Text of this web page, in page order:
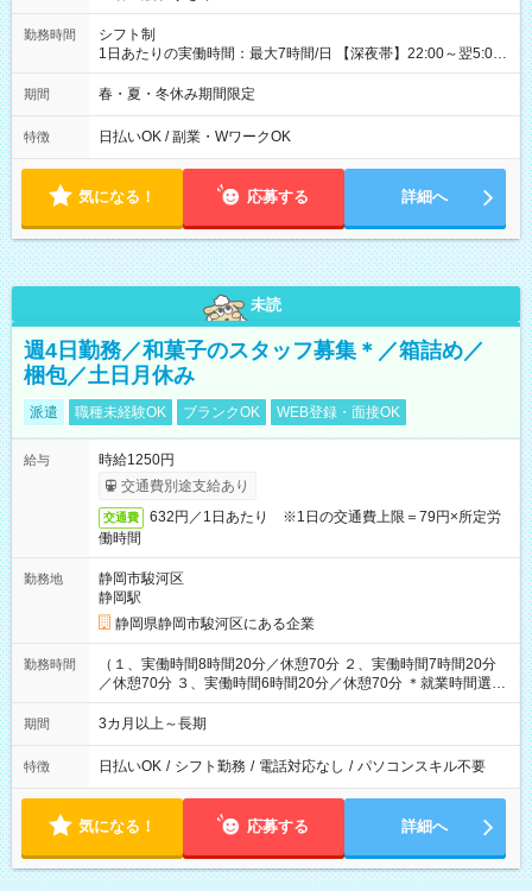
勤務時間
シフト制
1日あたりの実働時間：最大7時間/日 【深夜帯】22:00～翌5:00
週2日～・1日2h～OK◎ ※22:00から翌5:00までは18歳以上の方
のみ勤務可能です（18歳未満の深夜業務禁止のため） ★深夜で
す。 必ず、2名以上での勤務を行いますので、安心して働けま
す。
期間 春・夏・冬休み期間限定
特徴 日払いOK / 副業・WワークOK
気になる！ 応募する 詳細へ
未読
週4日勤務／和菓子のスタッフ募集＊／箱詰め／
梱包／土日月休み
派遣 職種未経験OK ブランクOK WEB登録・面接OK
給与
時給1250円
交通費別途支給あり
交通費
632円／1日あたり ※1日の交通費上限＝79円×所定労
働時間
勤務地
静岡市駿河区
静岡駅
静岡県静岡市駿河区にある企業
勤務時間
（１、実働時間8時間20分／休憩70分 ２、実働時間7時間20分
／休憩70分 ３、実働時間6時間20分／休憩70分 ＊就業時間選択
OK）
期間 3カ月以上～長期
特徴 日払いOK / シフト勤務 / 電話対応なし / パソコンスキル不要
気になる！ 応募する 詳細へ